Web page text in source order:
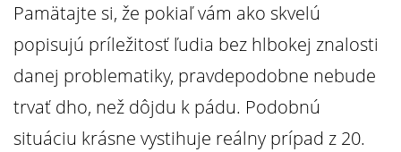
Pamätajte si, že pokiaľ vám ako skvelú
popisujú príležitosť ľudia bez hlbokej znalosti
danej problematiky, pravdepodobne nebude
trvať dho, než dôjdu k pádu. Podobnú
situáciu krásne vystihuje reálny prípad z 20.